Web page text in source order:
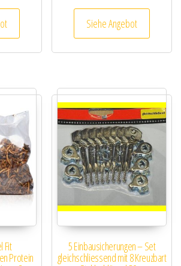
Siehe Angebot
Fit
Protein
5 Einbausicherungen – Set
gleichschliessend mit 8 Kreuzbart